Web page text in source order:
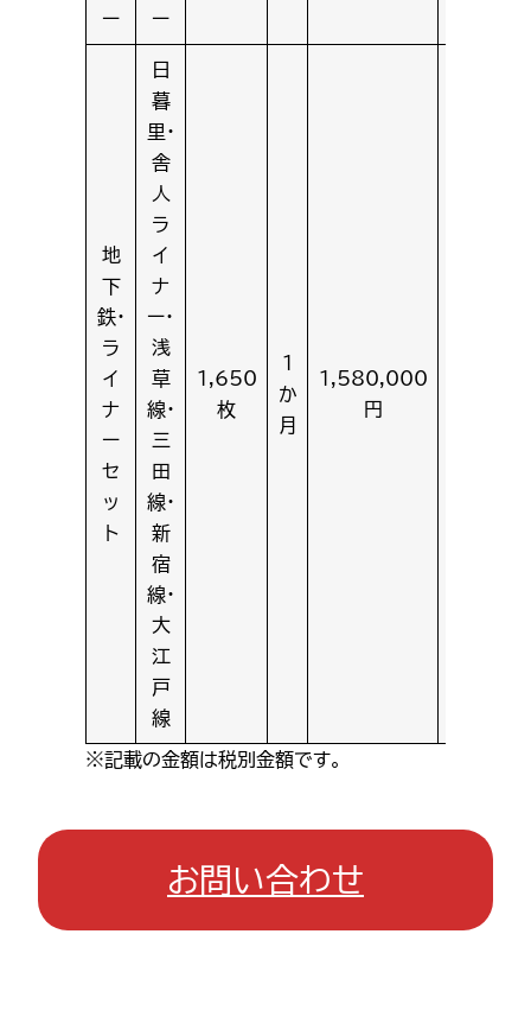
ー
ー
地
下
鉄・
ラ
イ
ナ
ー
セ
ッ
ト
日
暮
里・
舎
人
ラ
イ
ナ
ー・
浅
草
線・
三
田
線・
新
宿
線・
大
江
戸
線
1,650
枚
1
か
月
1,580,000
円
※記載の金額は税別金額です。
お問い合わせ